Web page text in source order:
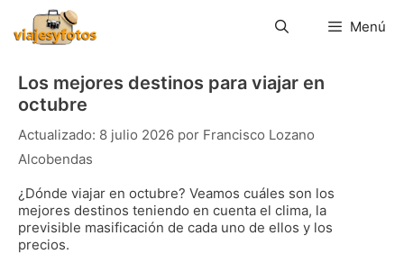
contenido
Menú
Los mejores destinos para viajar en
octubre
8 julio 2026 por Francisco Lozano
Alcobendas
¿Dónde viajar en octubre? Veamos cuáles son los
mejores destinos teniendo en cuenta el clima, la
previsible masificación de cada uno de ellos y los
precios.